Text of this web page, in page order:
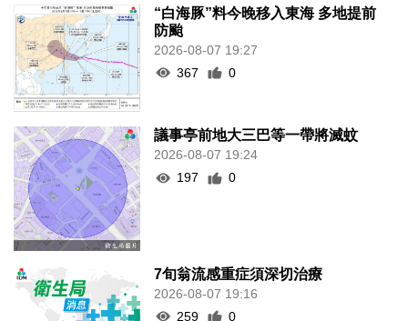
“白海豚”料今晚移入東海 多地提前
防颱
2026-08-07 19:27
367
0
議事亭前地大三巴等一帶將滅蚊
2026-08-07 19:24
197
0
7旬翁流感重症須深切治療
2026-08-07 19:16
259
0